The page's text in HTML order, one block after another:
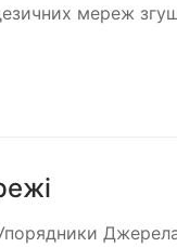
мереж